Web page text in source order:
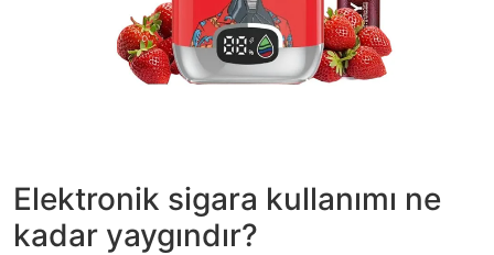
Elektronik sigara kullanımı ne
kadar yaygındır?